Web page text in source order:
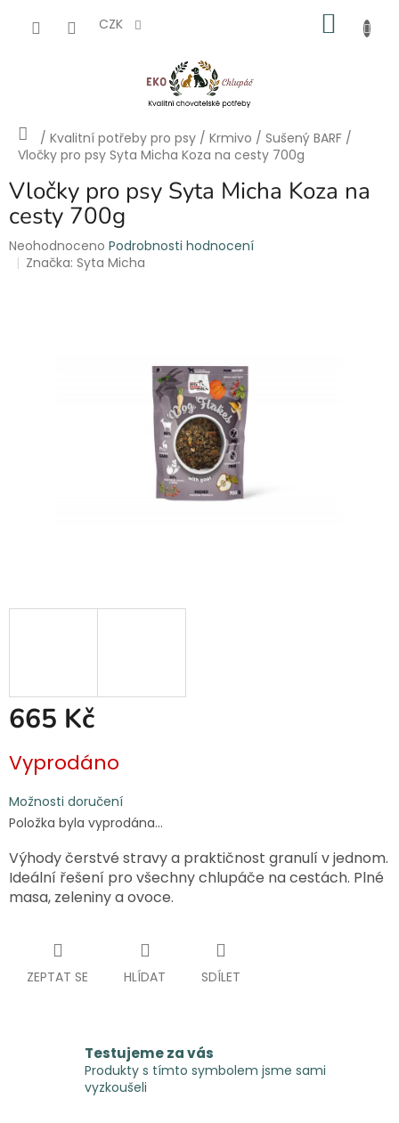
CZK
Domů
/ Kvalitní potřeby pro psy / Krmivo / Sušený BARF /
Vločky pro psy Syta Micha Koza na cesty 700g
Vločky pro psy Syta Micha Koza na
cesty 700g
Průměrné
hodnocení
Neohodnoceno Podrobnosti hodnocení
Značka:Syta Micha
665 Kč
cena:
Vyprodáno
Možnosti doručení
Položka byla vyprodána…
Výhody čerstvé stravy a praktičnost granulí v jednom.
Ideální řešení pro všechny chlupáče na cestách. Plné
masa, zeleniny a ovoce.
ZEPTAT SE HLÍDAT SDÍLET
Testujeme za vás
Produkty s tímto symbolem jsme sami
vyzkoušeli